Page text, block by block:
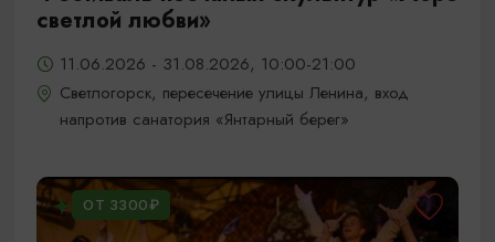
светлой любви»
11.06.2026 - 31.08.2026, 10:00-21:00
Светлогорск, пересечение улицы Ленина, вход
напротив санатория «Янтарный берег»
ОТ 3300₽